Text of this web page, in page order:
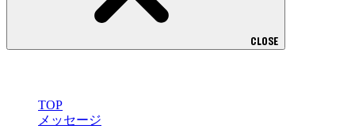
CLOSE
TOP
メッセージ